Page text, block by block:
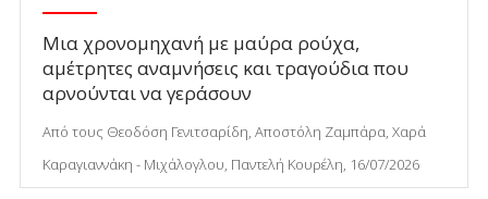
Μια χρονομηχανή με μαύρα ρούχα,
αμέτρητες αναμνήσεις και τραγούδια που
αρνούνται να γεράσουν
Από τους Θεοδόση Γενιτσαρίδη, Αποστόλη Ζαμπάρα, Χαρά
Καραγιαννάκη - Μιχάλογλου, Παντελή Κουρέλη, 16/07/2026